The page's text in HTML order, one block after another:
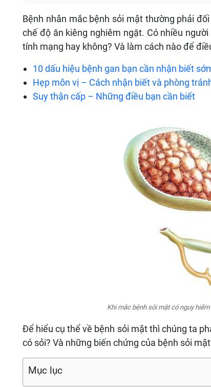
Bệnh nhân mắc bệnh sỏi mật thường phải
chế độ ăn kiêng nghiêm ngặt. Có nhiều
tính mạng hay không? Và làm cách nào để
10 dấu hiệu bệnh gan bạn cần nhận biết
Hẹp môn vị – Cách nhận biết và phòng
Suy thận cấp – Những điều bạn cần biết
Khi mắc bệnh sỏi mật có nguy hiểm
Để hiểu cụ thể về bệnh sỏi mật thì chúng ta
có sỏi? Và những biến chứng của bệnh sỏi
Mục lục